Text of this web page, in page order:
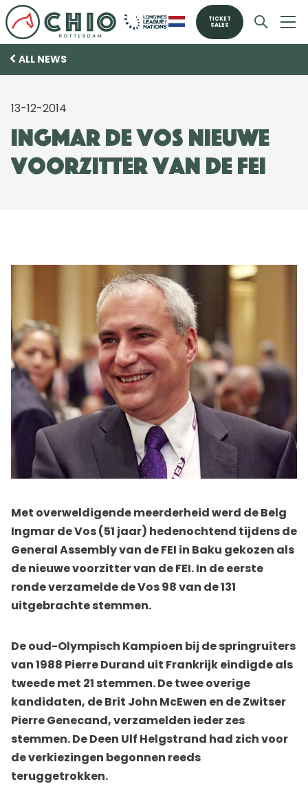
TICKET
SALES
ALL NEWS
13-12-2014
Ingmar de Vos nieuwe
voorzitter van de FEI
Met overweldigende meerderheid werd de Belg
Ingmar de Vos (51 jaar) hedenochtend tijdens de
General Assembly van de FEI in Baku gekozen als
de nieuwe voorzitter van de FEI. In de eerste
ronde verzamelde de Vos 98 van de 131
uitgebrachte stemmen.
De oud-Olympisch Kampioen bij de springruiters
van 1988 Pierre Durand uit Frankrijk eindigde als
tweede met 21 stemmen. De twee overige
kandidaten, de Brit John McEwen en de Zwitser
Pierre Genecand, verzamelden ieder zes
stemmen. De Deen Ulf Helgstrand had zich voor
de verkiezingen begonnen reeds
teruggetrokken.